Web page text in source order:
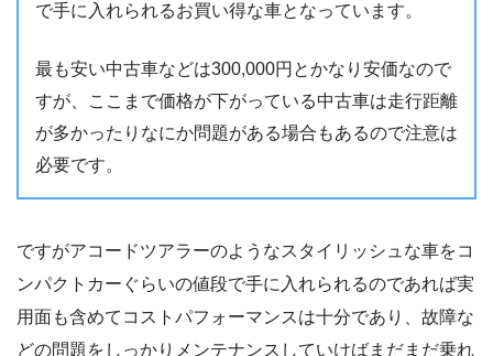
で手に入れられるお買い得な車となっています。
最も安い中古車などは300,000円とかなり安価なので
すが、ここまで価格が下がっている中古車は走行距離
が多かったりなにか問題がある場合もあるので注意は
必要です。
ですがアコードツアラーのようなスタイリッシュな車をコ
ンパクトカーぐらいの値段で手に入れられるのであれば実
用面も含めてコストパフォーマンスは十分であり、故障な
どの問題をしっかりメンテナンスしていけばまだまだ乗れ